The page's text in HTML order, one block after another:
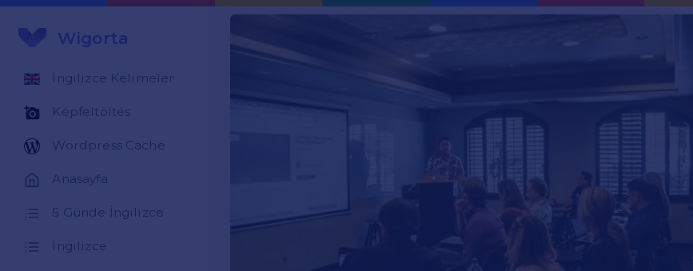
Wigorta
İngilizce Kelimeler
Képfeltöltés
Wordpress Cache
Anasayfa
5 Günde İngilizce
İngilizce